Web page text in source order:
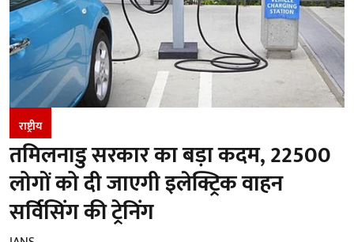
राष्ट्रीय
तमिलनाडु सरकार का बड़ा कदम, 22500
लोगों को दी जाएगी इलेक्ट्रिक वाहन
सर्विसिंग की ट्रेनिंग